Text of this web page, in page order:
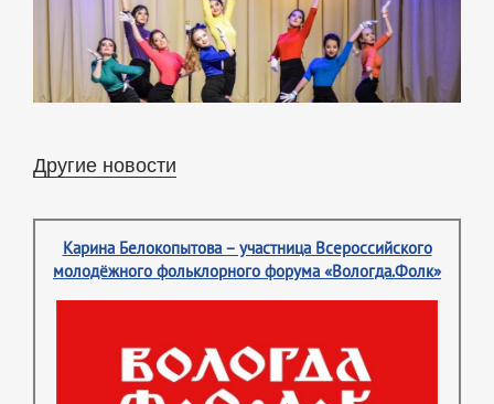
Другие новости
Карина Белокопытова – участница Всероссийского
молодёжного фольклорного форума «Вологда.Фолк»